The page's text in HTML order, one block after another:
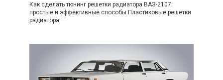
Как сделать тюнинг решетки радиатора ВАЗ-2107:
простые и эффективные способы Пластиковые решетки
радиатора –